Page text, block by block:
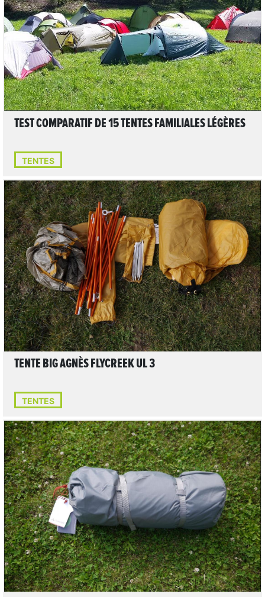
LIRE L'ARTICLE
TEST COMPARATIF DE 15 TENTES FAMILIALES LÉGÈRES
TENTES
1
LIRE L'ARTICLE
TENTE BIG AGNÈS FLYCREEK UL 3
TENTES
LIRE L'ARTICLE